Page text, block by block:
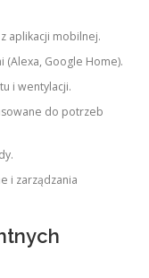
aplikacji mobilnej.
(Alexa, Google Home).
i wentylacji.
do potrzeb
i zarządzania